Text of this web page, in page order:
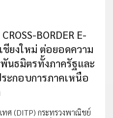
BORDER E-
ชียงใหม่ ต่อยอดความ
พันธมิตรทั้งภาครัฐและ
ะกอบการภาคเหนือ
ทศ (DITP) กระทรวงพาณิชย์